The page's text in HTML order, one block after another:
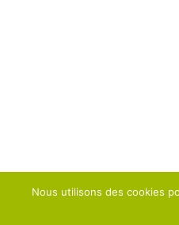
Nous utilisons des cookies